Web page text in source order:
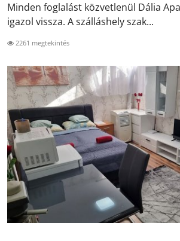
Minden foglalást közvetlenül Dália
igazol vissza. A szálláshely szak...
2261 megtekintés